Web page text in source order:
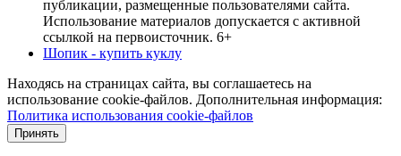
публикации, размещенные пользователями сайта.
Использование материалов допускается с активной
ссылкой на первоисточник. 6+
Шопик - купить куклу
Находясь на страницах сайта, вы соглашаетесь на
использование cookie-файлов. Дополнительная информация:
Политика использования cookie-файлов
Принять